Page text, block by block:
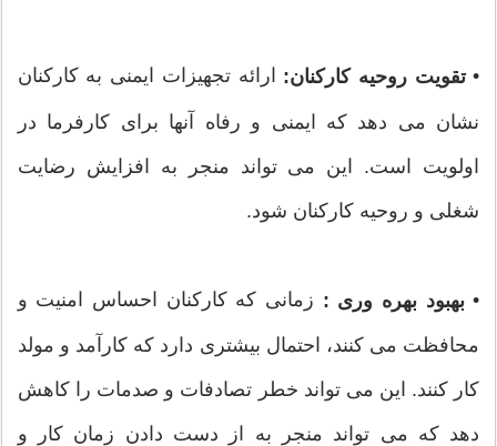
•تقویت روحیه کارکنان: ارائه تجهیزات ایمنی به کارکنان
نشان می دهد که ایمنی و رفاه آنها برای کارفرما در
اولویت است. این می تواند منجر به افزایش رضایت
شغلی و روحیه کارکنان شود.
•بهبود بهره وری : زمانی که کارکنان احساس امنیت و
محافظت می کنند، احتمال بیشتری دارد که کارآمد و مولد
کار کنند. این می تواند خطر تصادفات و صدمات را کاهش
دهد که می تواند منجر به از دست دادن زمان کار و